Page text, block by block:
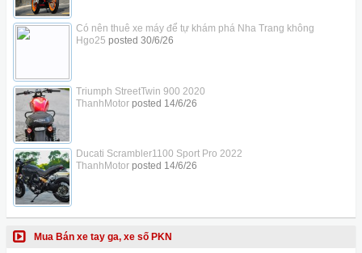
Có nên thuê xe máy để tự khám phá Nha Trang không
Hgo25 posted 30/6/26
Triumph StreetTwin 900 2020
ThanhMotorposted 14/6/26
Ducati Scrambler1100 Sport Pro 2022
ThanhMotorposted 14/6/26
Mua Bán xe tay ga, xe số PKN